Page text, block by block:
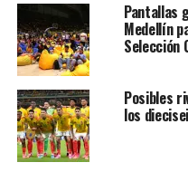
Pantallas
Medellín
Selección
Posibles
los